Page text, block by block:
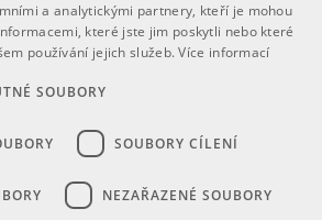
a analytickými partnery, kteří je mohou
které jste jim poskytli nebo které
používání jejich služeb.Více informací
SOUBORY
SOUBORY CÍLENÍ
NEZAŘAZENÉ SOUBORY